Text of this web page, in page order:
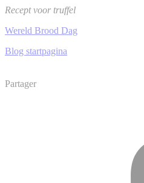
Recept voor truffel
Wereld Brood Dag
Blog startpagina
Partager